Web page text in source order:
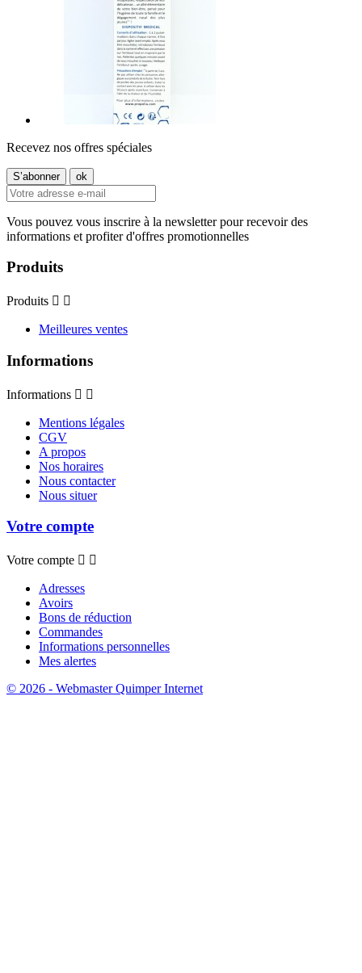
Recevez nos offres spéciales
Vous pouvez vous inscrire à la newsletter pour recevoir des
informations et profiter d'offres promotionnelles
Produits
Produits  
Meilleures ventes
Informations
Informations  
Mentions légales
CGV
A propos
Nos horaires
Nous contacter
Nous situer
Votre compte
Votre compte  
Adresses
Avoirs
Bons de réduction
Commandes
Informations personnelles
Mes alertes
© 2026 - Webmaster Quimper Internet